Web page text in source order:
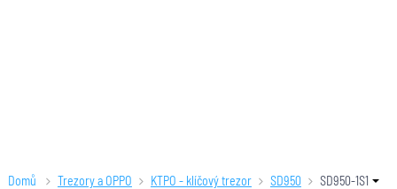
Domů Trezory a OPPO KTPO - klíčový trezor SD950 SD950-1S1